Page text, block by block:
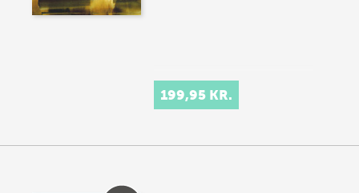
199,95 KR.